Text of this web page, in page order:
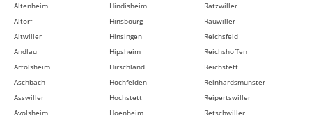
Altenheim
Altorf
Altwiller
Andlau
Artolsheim
Aschbach
Asswiller
Avolsheim
Hindisheim
Hinsbourg
Hinsingen
Hipsheim
Hirschland
Hochfelden
Hochstett
Hoenheim
Ratzwiller
Rauwiller
Reichsfeld
Reichshoffen
Reichstett
Reinhardsmunster
Reipertswiller
Retschwiller